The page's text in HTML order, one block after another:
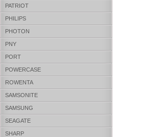
PATRIOT
PHILIPS
PHOTON
PNY
PORT
POWERCASE
ROWENTA
SAMSONITE
SAMSUNG
SEAGATE
SHARP